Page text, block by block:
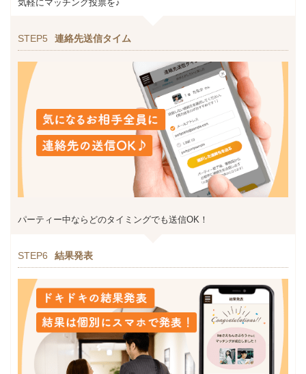
気軽にマッチング投票を♪
STEP5 連絡先送信タイム
パーティー中ならどのタイミングでも送信OK！
STEP6 結果発表